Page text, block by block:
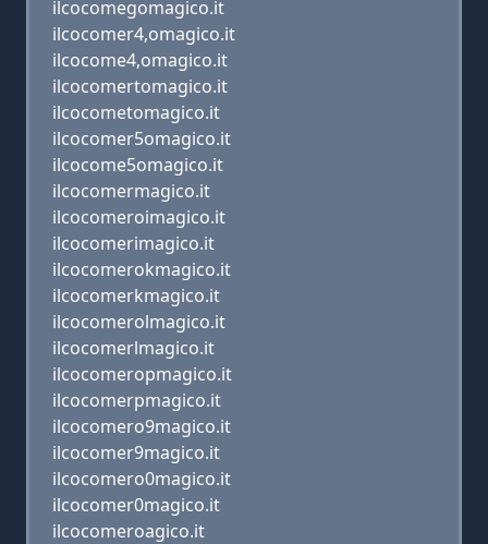
ilcocomegomagico.it
ilcocomer4,omagico.it
ilcocome4,omagico.it
ilcocomertomagico.it
ilcocometomagico.it
ilcocomer5omagico.it
ilcocome5omagico.it
ilcocomermagico.it
ilcocomeroimagico.it
ilcocomerimagico.it
ilcocomerokmagico.it
ilcocomerkmagico.it
ilcocomerolmagico.it
ilcocomerlmagico.it
ilcocomeropmagico.it
ilcocomerpmagico.it
ilcocomero9magico.it
ilcocomer9magico.it
ilcocomero0magico.it
ilcocomer0magico.it
ilcocomeroagico.it